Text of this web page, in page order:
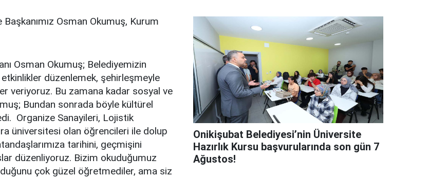
Osman Okumuş, Kurum
Osman Okumuş; Belediyemizin
düzenlemek, şehirleşmeyle
veriyoruz. Bu zamana kadar sosyal ve
Bundan sonrada böyle kültürel
Organize Sanayileri, Lojistik
üniversitesi olan öğrencileri ile dolup
tarihini, geçmişini
düzenliyoruz. Bizim okuduğumuz
çok güzel öğretmediler, ama siz
Onikişubat Belediyesi’nin Üniversite
Hazırlık Kursu başvurularında son gün 7
Ağustos!